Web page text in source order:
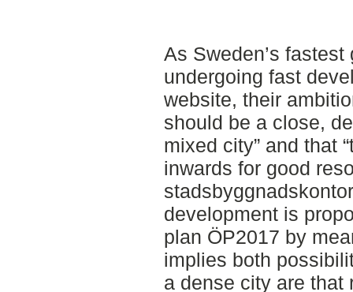
As Sweden’s
undergoing fast
website, their
should be a close,
mixed city” and that
inwards for good
development is
plan ÖP2017 by
implies both
a dense city are that